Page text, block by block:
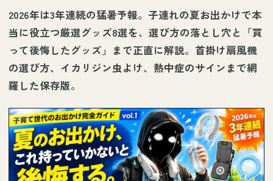
2026年は3年連続の猛暑予報。子連れの夏お出かけで本
当に役立つ厳選グッズ8選を、選び方の落とし穴と「買
って後悔したグッズ」まで正直に解説。首掛け扇風機
の選び方、イカリジン虫よけ、熱中症のサインまで網
羅した保存版。